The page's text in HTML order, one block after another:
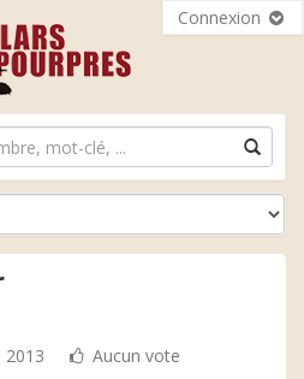
Connexion
2013 Aucun vote